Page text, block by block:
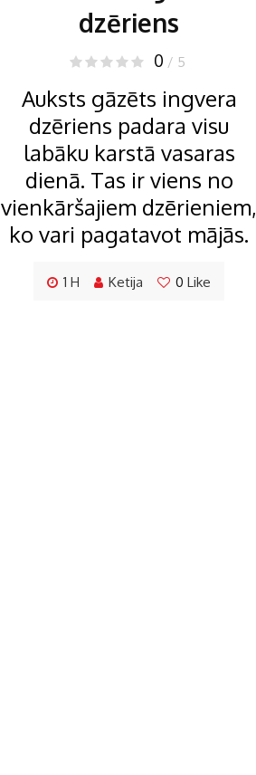
dzēriens
0 / 5
Auksts gāzēts ingvera
dzēriens padara visu
labāku karstā vasaras
dienā. Tas ir viens no
vienkāršajiem dzērieniem,
ko vari pagatavot mājās.
1 H Ketija 0 Like